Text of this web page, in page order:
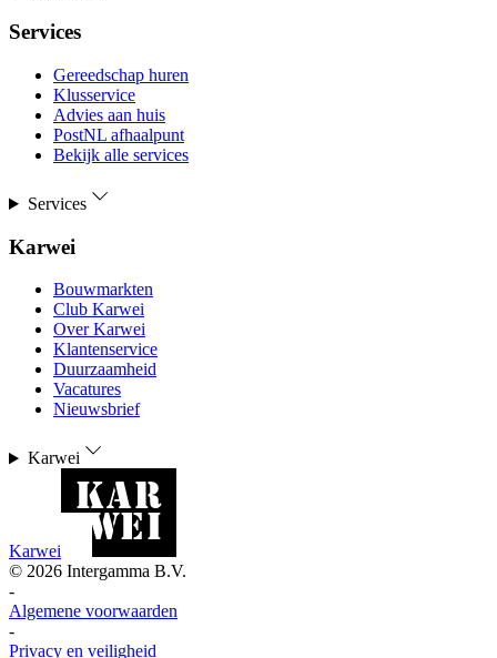
Services
Gereedschap huren
Klusservice
Advies aan huis
PostNL afhaalpunt
Bekijk alle services
Services
Karwei
Bouwmarkten
Club Karwei
Over Karwei
Klantenservice
Duurzaamheid
Vacatures
Nieuwsbrief
Karwei
Karwei
© 2026 Intergamma B.V.
-
Algemene voorwaarden
-
Privacy en veiligheid